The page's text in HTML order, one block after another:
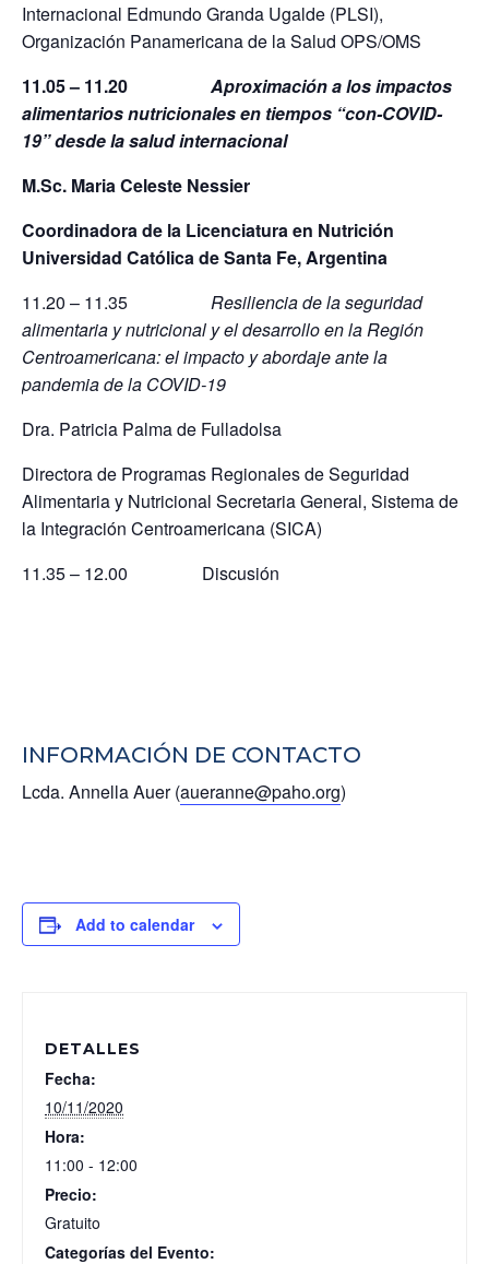
Internacional Edmundo Granda Ugalde (PLSI),
Organización Panamericana de la Salud OPS/OMS
11.05 – 11.20 Aproximación a los impactos
alimentarios nutricionales en tiempos “con-COVID-
19” desde la salud internacional
M.Sc. Maria Celeste Nessier
Coordinadora de la Licenciatura en Nutrición
Universidad Católica de Santa Fe, Argentina
11.20 – 11.35 Resiliencia de la seguridad
alimentaria y nutricional y el desarrollo en la Región
Centroamericana: el impacto y abordaje ante la
pandemia de la COVID-19
Dra. Patricia Palma de Fulladolsa
Directora de Programas Regionales de Seguridad
Alimentaria y Nutricional Secretaria General, Sistema de
la Integración Centroamericana (SICA)
11.35 – 12.00 Discusión
INFORMACIÓN DE CONTACTO
Lcda. Annella Auer (aueranne@paho.org)
Add to calendar
DETALLES
Fecha:
10/11/2020
Hora:
11:00 - 12:00
Precio:
Gratuito
Categorías del Evento: